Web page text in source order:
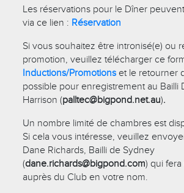
Les réservations pour le Dîner
via ce lien : Réservation
Si vous souhaitez être intronisé(e) ou
promotion, veuillez télécharger ce
Inductions/Promotions et le retourner
possible pour enregistrement au Bailli
Harrison (palltec@bigpond.net.au).
Un nombre limité de chambres est
Si cela vous intéresse, veuillez
Dane Richards, Bailli de Sydney
(dane.richards@bigpond.com) qui
auprès du Club en votre nom.